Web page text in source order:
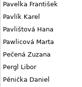
Pavelka František
Pavlík Karel
Pavlištová Hana
Pawlicová Marta
Pečená Zuzana
Pergl Libor
Pěnička Daniel